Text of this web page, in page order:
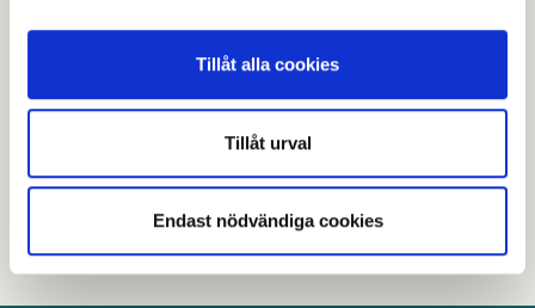
Tillåt alla cookies
Tillåt urval
Endast nödvändiga cookies
Nej